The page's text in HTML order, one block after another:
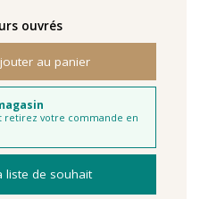
ouvrés
au panier
retirez votre commande en
liste de souhait